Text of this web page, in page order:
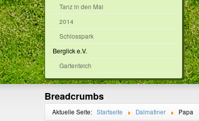
Tanz in den Mai
2014
Schlosspark
Berglick e.V.
Gartenteich
Breadcrumbs
Aktuelle Seite: Startseite Dalmatiner Papa